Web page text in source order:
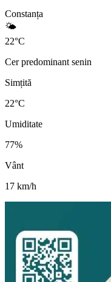
Constanța
🌤️
22°C
Cer predominant senin
Simțită
22°C
Umiditate
77%
Vânt
17 km/h